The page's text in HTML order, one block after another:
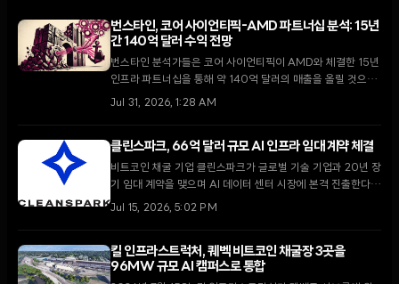
번스타인, 코어 사이언티픽-AMD 파트너십 분석: 15년
간 140억 달러 수익 전망
번스타인 분석가들은 코어 사이언티픽이 AMD와 체결한 15년
인프라 파트너십을 통해 약 140억 달러의 매출을 올릴 것으로
전망했다. 이번 계약은 비트코인 채굴 기업에서 고성능 컴퓨팅
Jul 31, 2026, 1:28 AM
클린스파크, 66억 달러 규모 AI 인프라 임대 계약 체결
비트코인 채굴 기업 클린스파크가 글로벌 기술 기업과 20년 장
기 임대 계약을 맺으며 AI 데이터 센터 시장에 본격 진출한다.
66억 달러의 매출이 기대되는 이번 계약은 대규모 인프라 구축
Jul 15, 2026, 5:02 PM
킬 인프라스트럭처, 퀘벡 비트코인 채굴장 3곳을
96MW 규모 AI 캠퍼스로 통합